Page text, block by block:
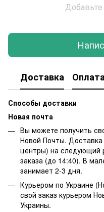
Доставка
Способы доставки
Новая почта
Вы можете получить
Новой Почты.
центры) на следующий
заказа (до 14:40). В
занимает 2-3 дня.
Курьером по Украине
свой заказ курьером
Украины.